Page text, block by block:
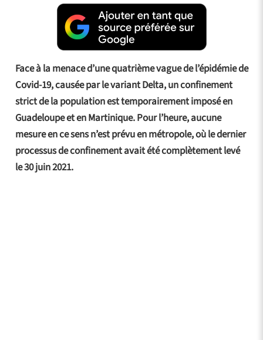
Face à la menace d’une quatrième vague de l’épidémie de
Covid-19, causée par le variant Delta, un confinement
strict de la population est temporairement imposé en
Guadeloupe et en Martinique. Pour l’heure, aucune
mesure en ce sens n’est prévu en métropole, où le dernier
processus de confinement avait été complètement levé
le 30 juin 2021.